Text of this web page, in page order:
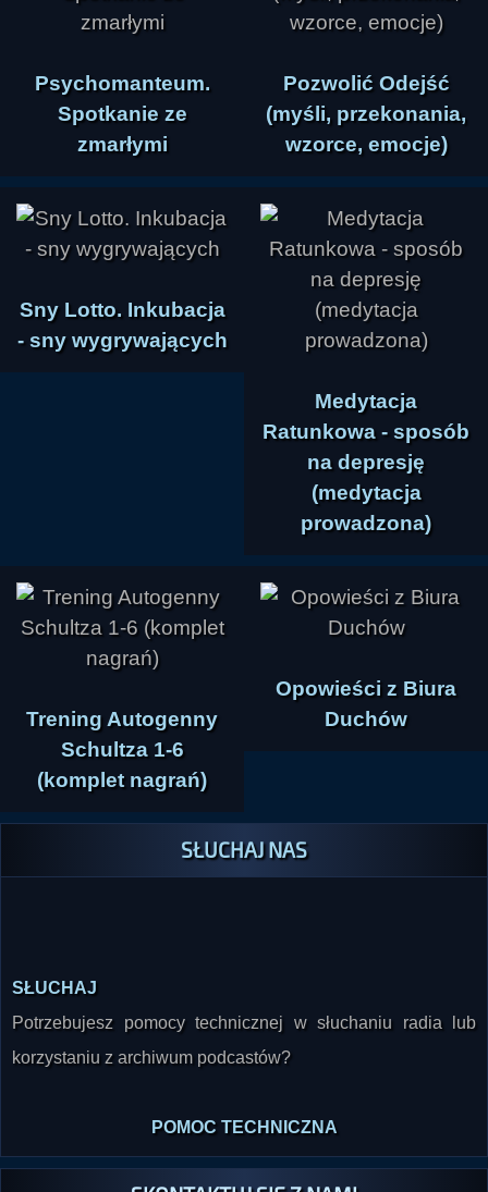
Psychomanteum.
Spotkanie ze
zmarłymi
Pozwolić Odejść
(myśli, przekonania,
wzorce, emocje)
Sny Lotto. Inkubacja
- sny wygrywających
Medytacja
Ratunkowa - sposób
na depresję
(medytacja
prowadzona)
Trening Autogenny
Schultza 1-6
(komplet nagrań)
Opowieści z Biura
Duchów
SŁUCHAJ NAS
SŁUCHAJ
Potrzebujesz pomocy technicznej w słuchaniu radia lub
korzystaniu z archiwum podcastów?
POMOC TECHNICZNA